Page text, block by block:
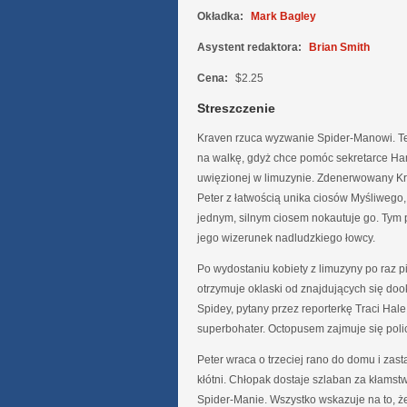
Okładka: Mark Bagley
Asystent redaktora: Brian Smith
Cena: $2.25
Streszczenie
Kraven rzuca wyzwanie Spider-Manowi.
na walkę, gdyż chce pomóc sekretarce
uwięzionej w limuzynie. Zdenerwowany
Peter z łatwością unika ciosów
jednym, silnym ciosem nokautuje go. Tym
jego wizerunek nadludzkiego łowcy.
Po wydostaniu kobiety z limuzyny po raz
otrzymuje oklaski od znajdujących się
Spidey, pytany przez reporterkę Traci
superbohater. Octopusem zajmuje się
Peter wraca o trzeciej rano do domu i
kłótni. Chłopak dostaje szlaban za
Spider-Manie. Wszystko wskazuje na to,